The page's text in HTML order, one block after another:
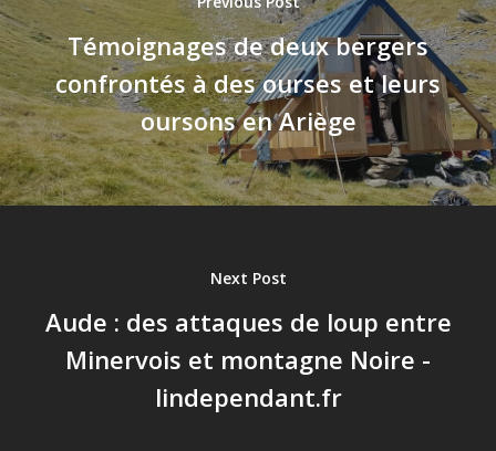
Témoignages de deux bergers
confrontés à des ourses et leurs
oursons en Ariège
Next Post
Aude : des attaques de loup entre
Minervois et montagne Noire -
lindependant.fr